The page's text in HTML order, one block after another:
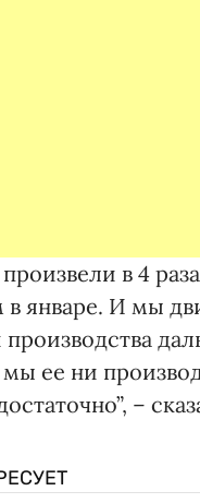
в 4
в январе. И мы
ее ни
–